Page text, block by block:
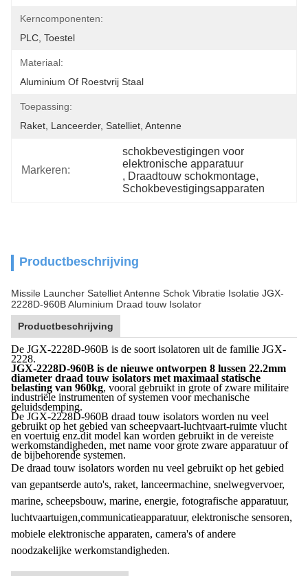
Kerncomponenten:
PLC, Toestel
Materiaal:
Aluminium Of Roestvrij Staal
Toepassing:
Raket, Lanceerder, Satelliet, Antenne
Markeren:
schokbevestigingen voor
elektronische apparatuur
, Draadtouw schokmontage,
Schokbevestigingsapparaten
Productbeschrijving
Missile Launcher Satelliet Antenne Schok Vibratie Isolatie JGX-
2228D-960B Aluminium Draad touw Isolator
Productbeschrijving
De JGX-2228D-960B is de soort isolatoren uit de familie JGX-
2228.
JGX-2228D-960B is de nieuwe ontworpen 8 lussen 22.2mm
diameter draad touw isolators met maximaal statische
belasting van 960kg, vooral gebruikt in grote of zware militaire
industriële instrumenten of systemen voor mechanische
geluidsdemping.
De JGX-2228D-960B draad touw isolators worden nu veel
gebruikt op het gebied van scheepvaart-luchtvaart-ruimte vlucht
en voertuig enz.dit model kan worden gebruikt in de vereiste
werkomstandigheden, met name voor grote zware apparatuur of
de bijbehorende systemen.
De draad touw isolators worden nu veel gebruikt op het gebied
van gepantserde auto's, raket, lanceermachine, snelwegvervoer,
marine, scheepsbouw, marine, energie, fotografische apparatuur,
luchtvaartuigen,communicatieapparatuur, elektronische sensoren,
mobiele elektronische apparaten, camera's of andere
noodzakelijke werkomstandigheden.